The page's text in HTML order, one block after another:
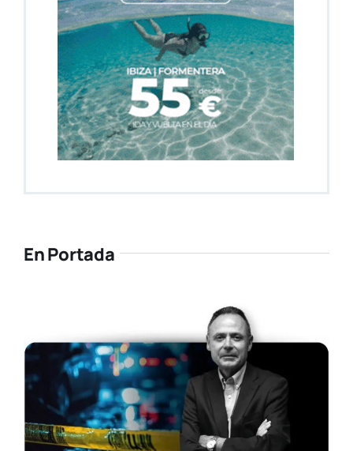
En Portada